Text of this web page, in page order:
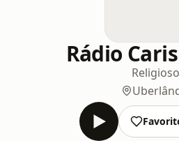
Rádio
Religioso